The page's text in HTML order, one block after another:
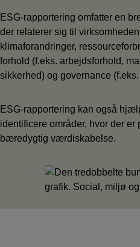
ESG-rapportering omfatter en
der relaterer sig til
klimaforandringer,
forhold (f.eks. arbejdsforhold,
sikkerhed) og governance
ESG-rapportering kan også
identificere områder, hvor der er
bæredygtig værdiskabelse.